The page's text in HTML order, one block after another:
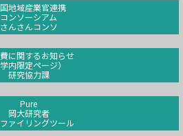
地域産業官連携
コンソーシアム
さんさんコンソ
に関するお知らせ
学内限定ページ）
研究協力課
Pure
岡大研究者
ァイリングツール